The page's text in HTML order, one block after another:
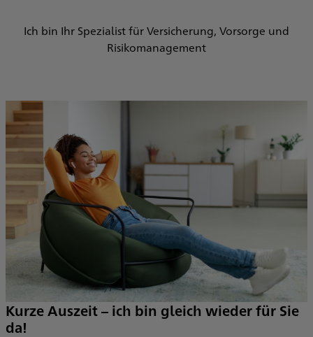
Ich bin Ihr Spezialist für Versicherung, Vorsorge und
Risikomanagement
Kurze Auszeit – ich bin gleich wieder für Sie
da!